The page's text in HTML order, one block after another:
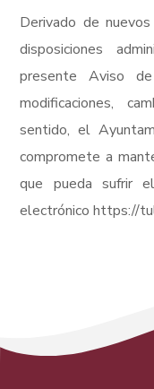
Derivado de
disposiciones
presente Aviso
modificaciones,
sentido, el
compromete a
que pueda sufrir
electrónico https://